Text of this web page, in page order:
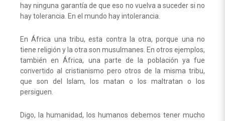
hay ninguna garantía de que eso no vuelva a suceder si no
hay tolerancia. En el mundo hay intolerancia.
En África una tribu, esta contra la otra, porque una no
tiene religión y la otra son musulmanes. En otros ejemplos,
también en África, una parte de la población ya fue
convertido al cristianismo pero otros de la misma tribu,
que son del Islam, los matan o los maltratan o los
persiguen.
Digo, la humanidad, los humanos debemos tener mucho